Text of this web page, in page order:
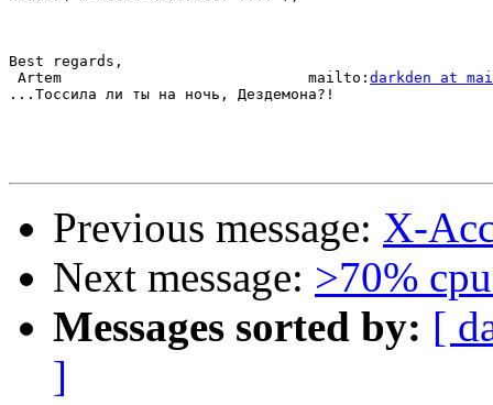
Best regards,
Artem                            mailto: darkden at
...Тоссила ли ты на ночь, Дездемона?!
Previous message: X-
Next message: >70%
Messages sorted by: [
]